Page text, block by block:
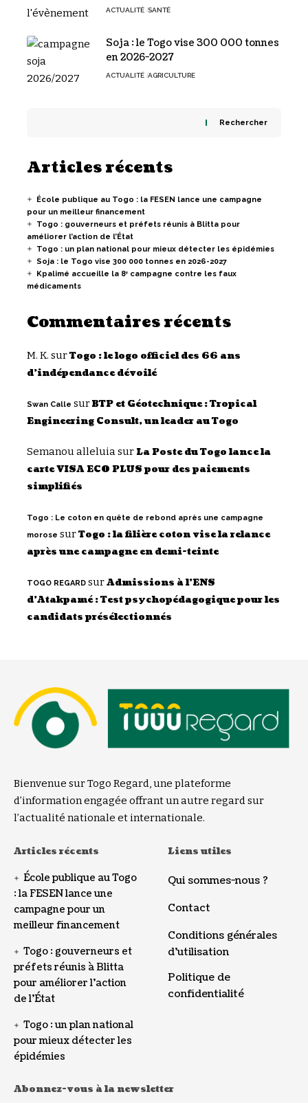
ACTUALITÉ SANTÉ
Soja : le Togo vise 300 000 tonnes
en 2026-2027
ACTUALITÉ AGRICULTURE
Rechercher
Articles récents
École publique au Togo : la FESEN lance une campagne
pour un meilleur financement
Togo : gouverneurs et préfets réunis à Blitta pour
améliorer l’action de l’État
Togo : un plan national pour mieux détecter les épidémies
Soja : le Togo vise 300 000 tonnes en 2026-2027
Kpalimé accueille la 8ᵉ campagne contre les faux
médicaments
Commentaires récents
M. K. surTogo : le logo officiel des 66 ans
d’indépendance dévoilé
Swan Calle surBTP et Géotechnique : Tropical
Engineering Consult, un leader au Togo
Semanou alleluiasurLa Poste du Togo lance la
carte VISA ECO PLUS pour des paiements
simplifiés
Togo : Le coton en quête de rebond après une campagne
morose surTogo : la filière coton vise la relance
après une campagne en demi-teinte
TOGO REGARD surAdmissions à l’ENS
d’Atakpamé : Test psychopédagogique pour les
candidats présélectionnés
Bienvenue sur Togo Regard, une plateforme
d’information engagée offrant un autre regard sur
l’actualité nationale et internationale.
Articles récents
École publique au Togo
: la FESEN lance une
campagne pour un
meilleur financement
Togo : gouverneurs et
préfets réunis à Blitta
pour améliorer l’action
de l’État
Togo : un plan national
pour mieux détecter les
épidémies
Liens utiles
Qui sommes-nous ?
Contact
Conditions générales
d’utilisation
Politique de
confidentialité
Abonnez-vous à la newsletter